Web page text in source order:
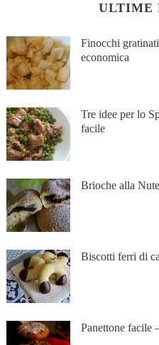
ULTIME
Finocchi
economica
Tre idee per lo
facile
Brioche alla
Biscotti ferri di
Panettone facile